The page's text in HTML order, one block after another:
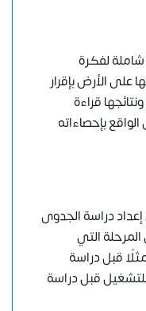
لفكرة
على الأرض بإقرار
قراءة
بإحصاءاته
دراسة الجدوى
التي
قبل دراسة
قبل دراسة